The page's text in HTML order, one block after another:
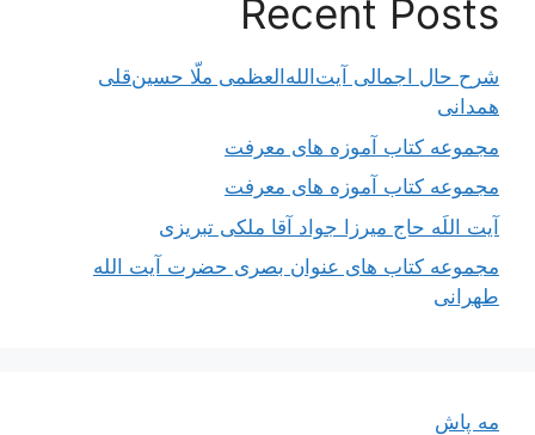
Recent Posts
شرح حال اجمالی آیت‌الله‌العظمی ملّا حسین‌قلی
همدانی
مجموعه کتاب آموزه های معرفت
مجموعه کتاب آموزه های معرفت
آیت اللَه حاج میرزا جواد آقا ملکی تبریزی
مجموعه کتاب های عنوان بصری حضرت آیت الله
طهرانی
مه پاش